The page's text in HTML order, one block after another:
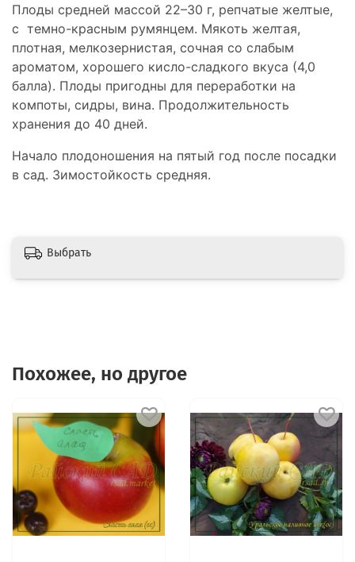
Плоды средней массой 22–30 г, репчатые желтые,
с темно-красным румянцем. Мякоть желтая,
плотная, мелкозернистая, сочная со слабым
ароматом, хорошего кисло-сладкого вкуса (4,0
балла). Плоды пригодны для переработки на
компоты, сидры, вина. Продолжительность
хранения до 40 дней.
Начало плодоношения на пятый год после посадки
в сад. Зимостойкость средняя.
Выбрать
Похожее, но другое